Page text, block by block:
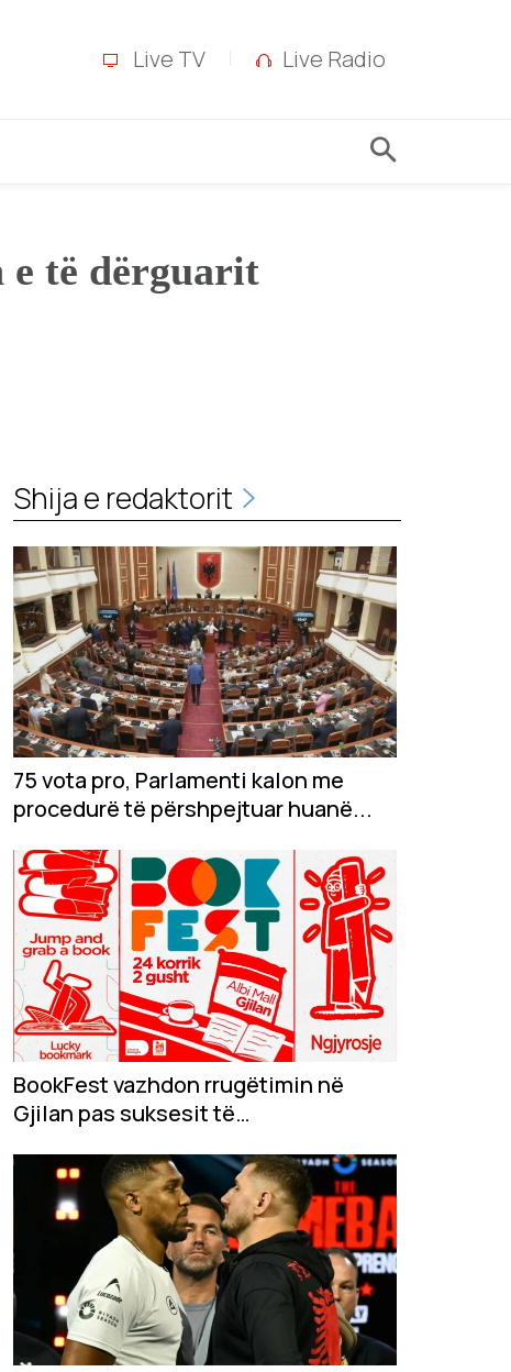
Live TV Live Radio
e të dërguarit
Shija e redaktorit
75 vota pro, Parlamenti kalon me
procedurë të përshpejtuar huanë...
BookFest vazhdon rrugëtimin në
Gjilan pas suksesit të